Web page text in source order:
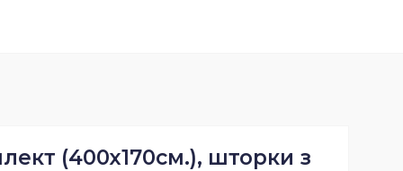
(400х170см.), шторки з